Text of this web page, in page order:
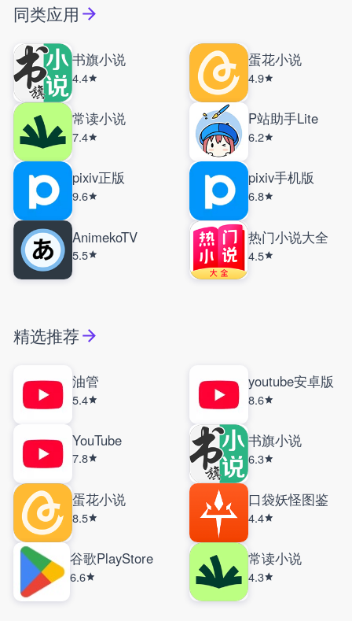
同类应用
书旗小说
4.4
蛋花小说
4.9
常读小说
7.4
P站助手Lite
6.2
pixiv正版
9.6
pixiv手机版
6.8
AnimekoTV
5.5
热门小说大全
4.5
精选推荐
油管
5.4
youtube安卓版
8.6
YouTube
7.8
书旗小说
6.3
蛋花小说
8.5
口袋妖怪图鉴
4.4
谷歌PlayStore
6.6
常读小说
4.3